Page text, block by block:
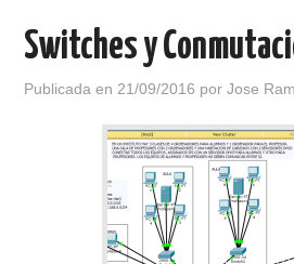
Switches y
Publicada en 21/09/2016 porJose